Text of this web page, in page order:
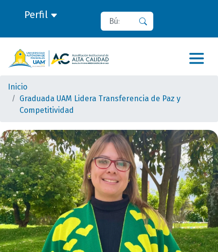
Perfil Buscar
Inicio
Graduada UAM Lidera Transferencia de Paz y
Competitividad